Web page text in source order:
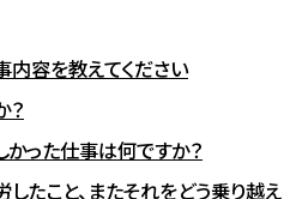
容を教えてください
った仕事は何ですか？
たこと、またそれをどう乗り越え